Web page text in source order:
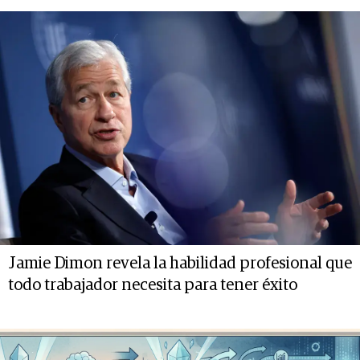
Jamie Dimon revela la habilidad profesional que
todo trabajador necesita para tener éxito